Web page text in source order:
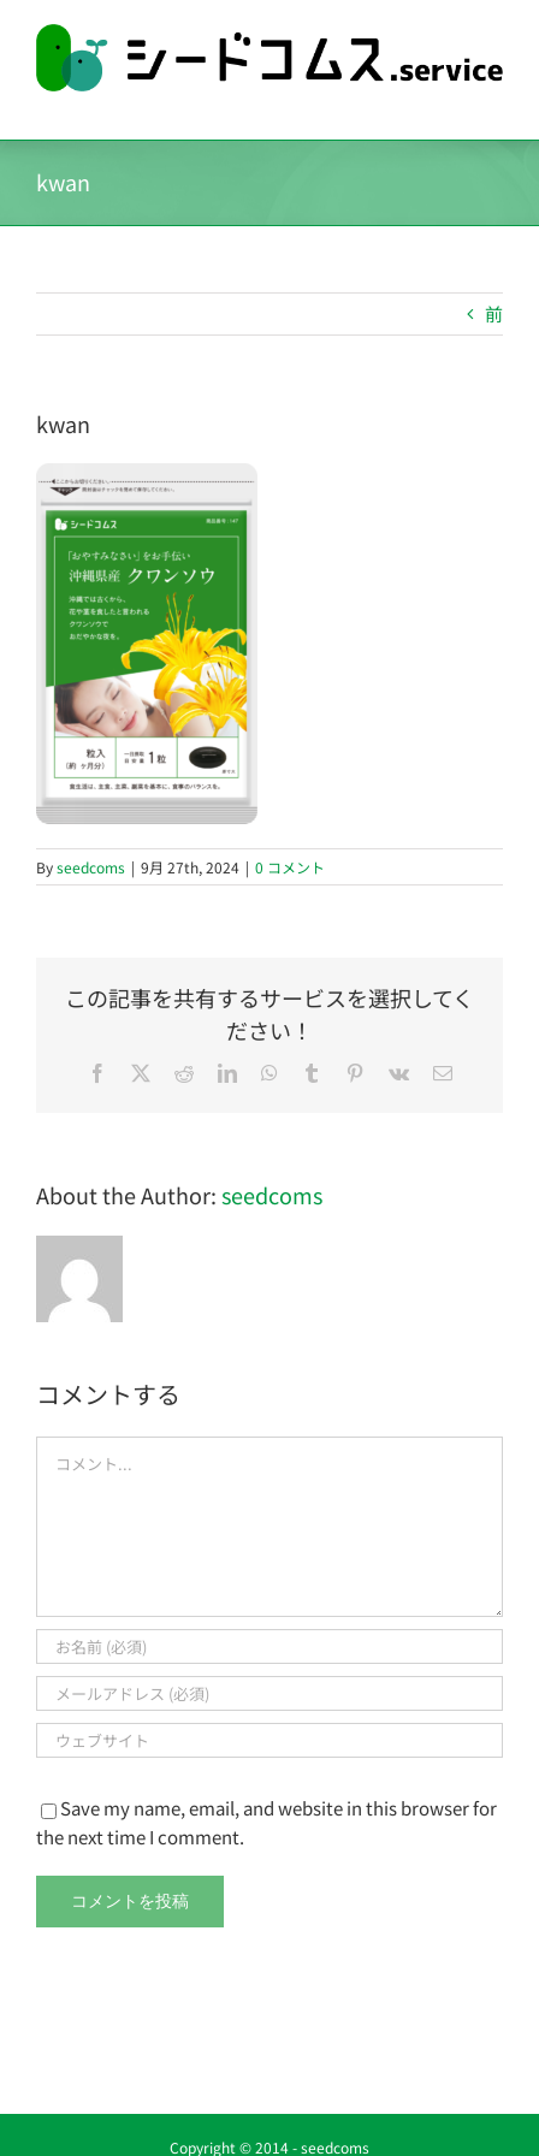
content
kwan
前
kwan
Byseedcoms | 9月 27th, 2024 | 0 コメント
この記事を共有するサービスを選択してく
ださい！
Facebook
TwitterRedditLinkedInWhatsApp
Tumblr Pinterest
Vk
電
About the Author:seedcoms
コメントする
Save my name, email, and website in this browser for
the next time I comment.
Copyright © 2014 -seedcoms